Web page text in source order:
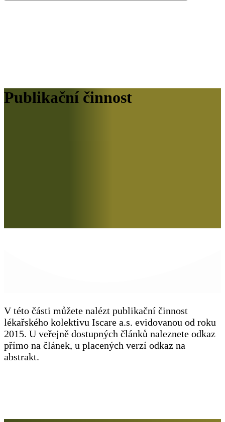
Publikační činnost
V této části můžete nalézt publikační činnost
lékařského kolektivu Iscare a.s. evidovanou od roku
2015. U veřejně dostupných článků naleznete odkaz
přímo na článek, u placených verzí odkaz na
abstrakt.